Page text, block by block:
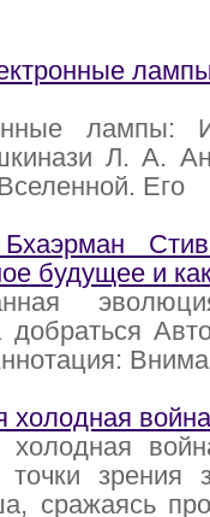
лампы:
Л. А.
Его
будущее и
добраться
холодная
зрения
сражаясь